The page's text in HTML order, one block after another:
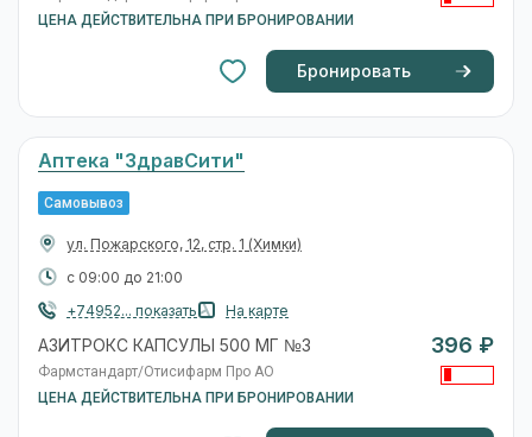
ЦЕНА ДЕЙСТВИТЕЛЬНА ПРИ БРОНИРОВАНИИ
Бронировать
Аптека "ЗдравСити"
Самовывоз
ул. Пожарского, 12, стр. 1 (Химки)
с 09:00 до 21:00
+74952... показать
На карте
АЗИТРОКС КАПСУЛЫ 500 МГ №3
Фармстандарт/Отисифарм Про АО
ЦЕНА ДЕЙСТВИТЕЛЬНА ПРИ БРОНИРОВАНИИ
396 ₽